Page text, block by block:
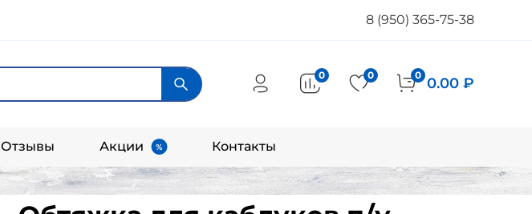
8 (950) 365-75-38
Отзывы Акции Контакты
0 0 0 0.00 ₽